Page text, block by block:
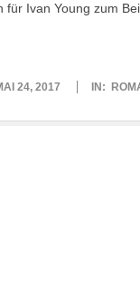
für Ivan Young zum
24, 2017 IN: